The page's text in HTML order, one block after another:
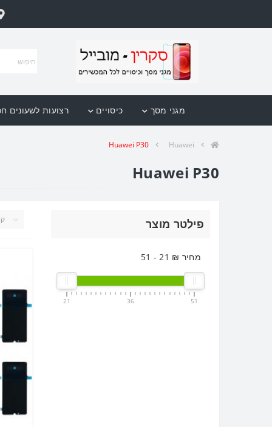
מגני מסך כיסויים רצועות לשעונים
Huawei
Huawei P30
Huawei P30
פילטר מוצר
מחיר ₪ 21
-
51
21 36 51